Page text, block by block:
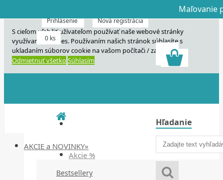
S cieľom uľahčiť užívateľom používať naše webové stránky
využívame cookies. Používaním našich stránok súhlasíte s
ukladaním súborov cookie na vašom počítači / zariadení.
Odmietnuť všetko Súhlasím
Akcie %
Hľadanie
Prihlásenie Nová registrácia
0 ks
AKCIE a NOVINKY»
Bestsellery
Dnes
Dnes veľký
Maľovanie